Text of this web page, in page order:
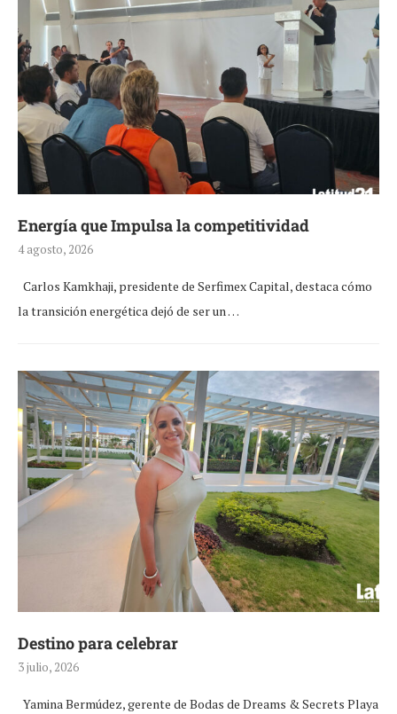
Energía que Impulsa la competitividad
4 agosto, 2026
Carlos Kamkhaji, presidente de Serfimex Capital, destaca cómo
la transición energética dejó de ser un …
Destino para celebrar
3 julio, 2026
Yamina Bermúdez, gerente de Bodas de Dreams & Secrets Playa